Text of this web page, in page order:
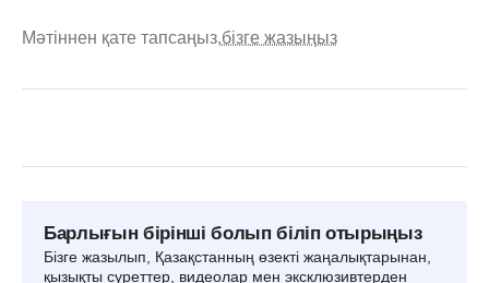
Мәтіннен қате тапсаңыз,бізге жазыңыз
Барлығын бірінші болып біліп отырыңыз
Бізге жазылып, Қазақстанның өзекті жаңалықтарынан,
қызықты суреттер, видеолар мен эксклюзивтерден